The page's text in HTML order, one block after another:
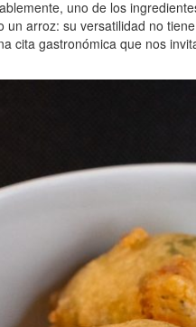
uno de los
un arroz: su versatilidad no
cita gastronómica que nos